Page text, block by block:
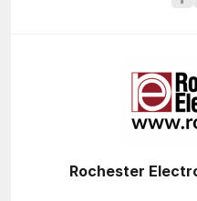
Rochester